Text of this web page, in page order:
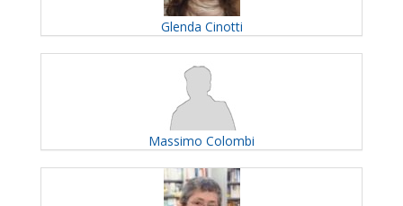
Glenda Cinotti
Massimo Colombi